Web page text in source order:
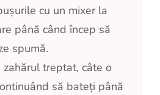
cu un mixer la
până când încep să
spumă.
treptat, câte o
să bateți până